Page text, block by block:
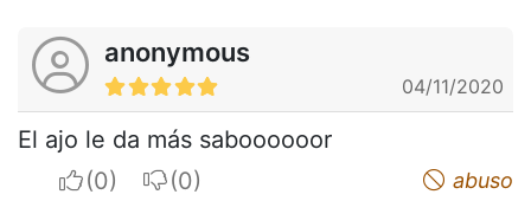
anonymous
04/11/2020
El ajo le da más saboooooor
I apreciateI do not appreciate abuso